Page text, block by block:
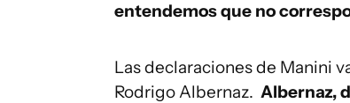
entendemos que no
Las declaraciones de Manini
Rodrigo Albernaz. Albernaz,